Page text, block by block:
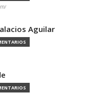
Aguilar